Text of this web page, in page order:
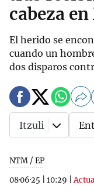
cabeza
El herido se
cuando un
dos disparos
NTM / EP
08·06·25
10:29 |
Itzuli